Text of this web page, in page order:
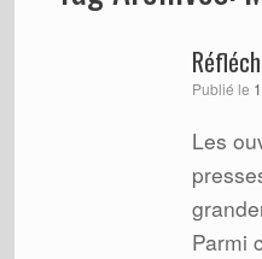
Publié le
Les
Parmi